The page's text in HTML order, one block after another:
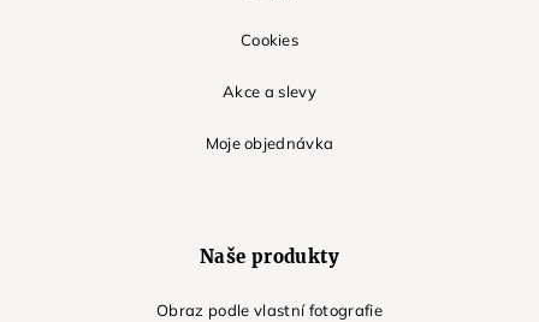
Cookies
Akce a slevy
Moje objednávka
Naše produkty
Obraz podle vlastní fotografie